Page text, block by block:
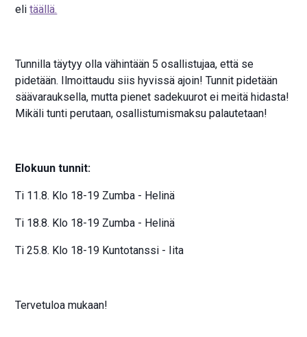
elitäällä.
Tunnilla täytyy olla vähintään 5 osallistujaa, että se
pidetään. Ilmoittaudu siis hyvissä ajoin! Tunnit pidetään
säävarauksella, mutta pienet sadekuurot ei meitä hidasta!
Mikäli tunti perutaan, osallistumismaksu palautetaan!
Elokuun tunnit:
Ti 11.8. Klo 18-19 Zumba - Helinä
Ti 18.8. Klo 18-19 Zumba - Helinä
Ti 25.8. Klo 18-19 Kuntotanssi - Iita
Tervetuloa mukaan!